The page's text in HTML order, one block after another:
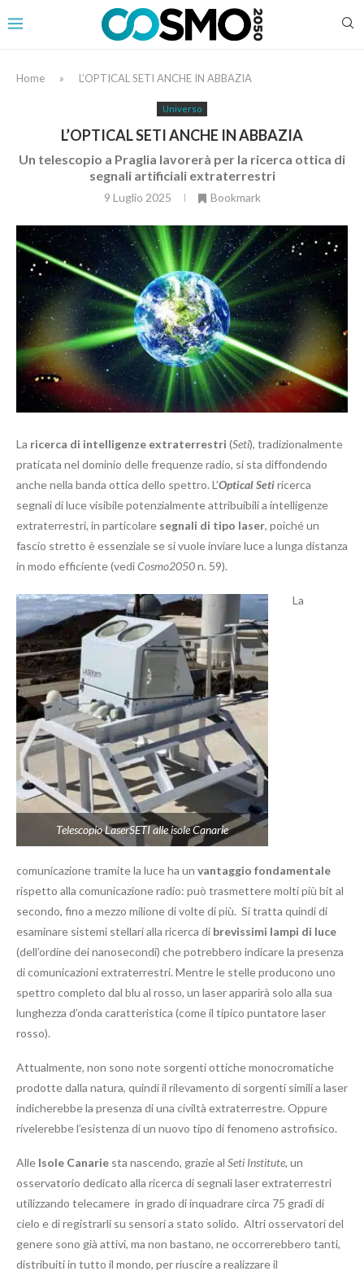
Home » L’OPTICAL SETI ANCHE IN ABBAZIA
Universo
L’OPTICAL SETI ANCHE IN ABBAZIA
Un telescopio a Praglia lavorerà per la ricerca ottica di
segnali artificiali extraterrestri
9 Luglio 2025 Bookmark
La ricerca di intelligenze extraterrestri (Seti), tradizionalmente
praticata nel dominio delle frequenze radio, si sta diffondendo
anche nella banda ottica dello spettro. L’Optical Setiricerca
segnali di luce visibile potenzialmente attribuibili a intelligenze
extraterrestri, in particolare segnali di tipo laser, poiché un
fascio stretto è essenziale se si vuole inviare luce a lunga distanza
in modo efficiente (vediCosmo2050n. 59).
Telescopio LaserSETI alle isole Canarie
La
comunicazione tramite la luce ha un vantaggio fondamentale
rispetto alla comunicazione radio: può trasmettere molti più bit al
secondo, fino a mezzo milione di volte di più. Si tratta quindi di
esaminare sistemi stellari alla ricerca di brevissimi lampi di luce
(dell’ordine dei nanosecondi) che potrebbero indicare la presenza
di comunicazioni extraterrestri. Mentre le stelle producono uno
spettro completo dal blu al rosso, un laser apparirà solo alla sua
lunghezza d’onda caratteristica (come il tipico puntatore laser
rosso).
Attualmente, non sono note sorgenti ottiche monocromatiche
prodotte dalla natura, quindi il rilevamento di sorgenti simili a laser
indicherebbe la presenza di una civiltà extraterrestre. Oppure
rivelerebbe l’esistenza di un nuovo tipo di fenomeno astrofisico.
Alle Isole Canarie sta nascendo, grazie al Seti Institute, un
osservatorio dedicato alla ricerca di segnali laser extraterrestri
utilizzando telecamere in grado di inquadrare circa 75 gradi di
cielo e di registrarli su sensori a stato solido. Altri osservatori del
genere sono già attivi, ma non bastano, ne occorrerebbero tanti,
distribuiti in tutto il mondo, per riuscire a realizzare il